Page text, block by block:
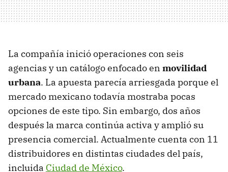
La compañía inició operaciones con seis
agencias y un catálogo enfocado en movilidad
urbana. La apuesta parecía arriesgada porque el
mercado mexicano todavía mostraba pocas
opciones de este tipo. Sin embargo, dos años
después la marca continúa activa y amplió su
presencia comercial. Actualmente cuenta con 11
distribuidores en distintas ciudades del país,
incluida Ciudad de México.